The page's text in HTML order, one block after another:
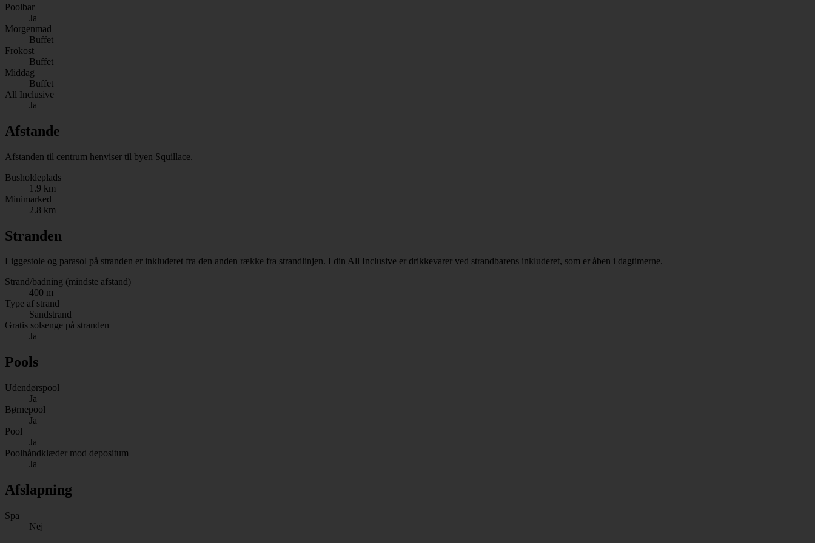
Poolbar
Ja
Morgenmad
Buffet
Frokost
Buffet
Middag
Buffet
All Inclusive
Ja
Afstande
Afstanden til centrum henviser til byen Squillace.
Busholdeplads
1.9 km
Minimarked
2.8 km
Stranden
Liggestole og parasol på stranden er inkluderet fra den anden række fra strandlinjen. I din All Inclusive er drikkevarer ved strandbarens inkluderet, som er åben i dagtimerne.
Strand/badning (mindste afstand)
400 m
Type af strand
Sandstrand
Gratis solsenge på stranden
Ja
Pools
Udendørspool
Ja
Børnepool
Ja
Pool
Ja
Poolhåndklæder mod depositum
Ja
Afslapning
Spa
Nej